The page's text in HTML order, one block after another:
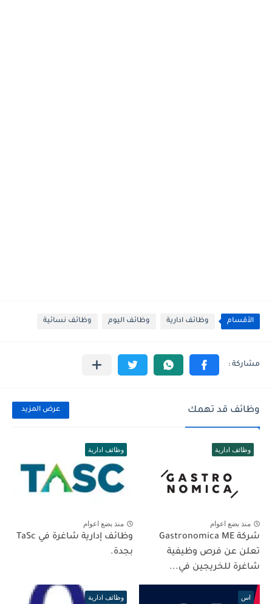
الأقسام وظائف ادارية وظائف اليوم وظائف نسائية
وظائف قد تهمك عرض المزيد
وظائف ادارية
منذ بضع اعوام
شركة Gastronomica ME
تعلن عن فرص وظيفية
شاغرة للخريجين في...
وظائف ادارية
منذ بضع اعوام
وظائف إدارية شاغرة في TaSc
بجدة.
اس وظائف ادارية